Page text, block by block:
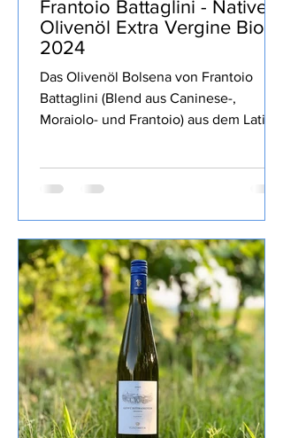
Frantoio Battaglini - Natives
2024
Das Olivenöl Bolsena von Frantoio
2025 Auswahl der am besten
bewerteten italienischen Olivenöle von
der Herbsternte 2024 geschafft, dort
mit der zweithöchsten Bewertung von
2 Herzen ausgezeichnet. Ein fruchtiges
Öl, grasig, kräftige Schärfe und gute
Bitterkeit, recht dünnflüssig, wunderbar
auf´s Brot oder zu Gemüse und zum
intensivieren des Geschmackes wie
heute zur Bur
15. Juli
1 Min. Lesezeit